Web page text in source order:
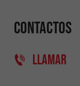
Contactos
LLAMAR